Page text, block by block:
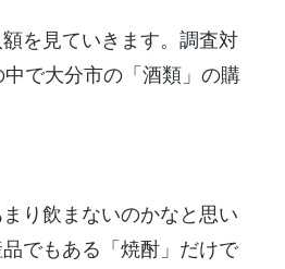
を見ていきます。調査対
で大分市の「酒類」の購
り飲まないのかなと思い
でもある「焼酎」だけで